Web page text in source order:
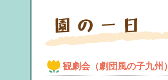
観劇会（劇団風の子九州）